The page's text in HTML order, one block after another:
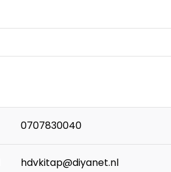
0707830040
hdvkitap@diyanet.nl